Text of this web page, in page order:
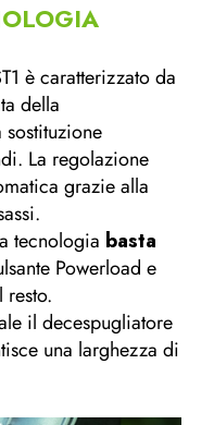
è caratterizzato da
della
sostituzione
La regolazione
grazie alla
tecnologia basta
Powerload e
il decespugliatore
una larghezza di